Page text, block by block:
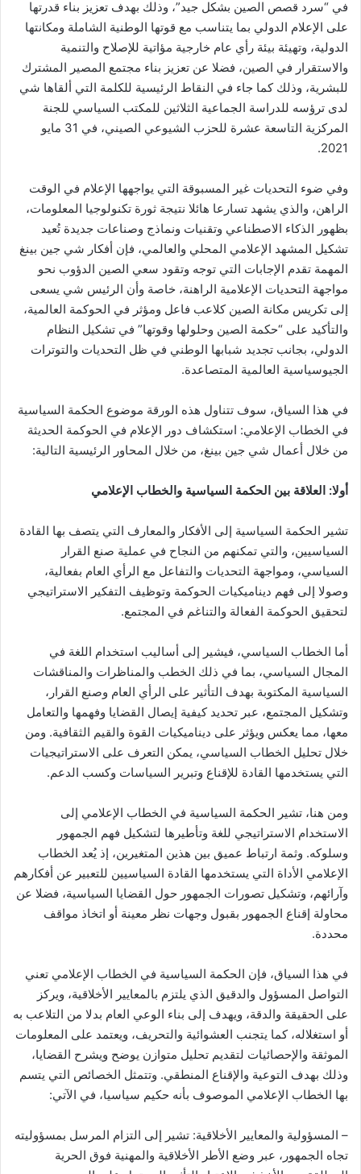
في “سرد قصص الصين بشكل جيد”، وذلك بهدف تعزيز بناء قدرتها
على الإعلام الدولي بما يتناسب مع قوتها الوطنية الشاملة ومكانتها
الدولية، وتهيئة بيئة رأي عام خارجية مؤاتية للإصلاح والتنمية
والاستقرار في الصين، فضلا عن تعزيز بناء مجتمع المصير المشترك
للبشرية، وذلك كما جاء في النقاط الرئيسية للكلمة التي ألقاها شي
لدى ترؤسه للدراسة الجماعية الثلاثين للمكتب السياسي للجنة
المركزية التاسعة عشرة للحزب الشيوعي الصيني، في 31 مايو
2021.
وفي ضوء التحديات غير المسبوقة التي يواجهها الإعلام في الوقت
الراهن، والذي يشهد تسارعا هائلا نتيجة ثورة تكنولوجيا المعلومات،
بظهور الذكاء الاصطناعي وتقنيات ونماذج وصناعات جديدة تُعيد
تشكيل المشهد الإعلامي المحلي والعالمي، فإن أفكار شي جين بينغ
المهمة تقدم الإجابات التي توجه وتقود سعي الصين الدؤوب نحو
مواجهة التحديات الإعلامية الراهنة، خاصة وأن الرئيس شي يسعى
إلى تكريس مكانة الصين كلاعب فاعل ومؤثر في الحوكمة العالمية،
والتأكيد على “حكمة الصين وحلولها وقوتها” في تشكيل النظام
الدولي، بجانب تجديد شبابها الوطني في ظل التحديات والتوترات
الجيوسياسية العالمية المتصاعدة.
في هذا السياق، سوف تتناول هذه الورقة موضوع الحكمة السياسية
في الخطاب الإعلامي: استكشاف دور الإعلام في الحوكمة الحديثة
من خلال أعمال شي جين بينغ، من خلال المحاور الرئيسية التالية:
أولا: العلاقة بين الحكمة السياسية والخطاب الإعلامي
تشير الحكمة السياسية إلى الأفكار والمعارف التي يتصف بها القادة
السياسيين، والتي تمكنهم من النجاح في عملية صنع القرار
السياسي، ومواجهة التحديات والتفاعل مع الرأي العام بفعالية،
وصولا إلى فهم ديناميكيات الحوكمة وتوظيف التفكير الاستراتيجي
لتحقيق الحوكمة الفعالة والتناغم في المجتمع.
أما الخطاب السياسي، فيشير إلى أساليب استخدام اللغة في
المجال السياسي، بما في ذلك الخطب والمناظرات والمناقشات
السياسية المكتوبة بهدف التأثير على الرأي العام وصنع القرار،
وتشكيل المجتمع، عبر تحديد كيفية إيصال القضايا وفهمها والتعامل
معها، مما يعكس ويؤثر على ديناميكيات القوة والقيم الثقافية. ومن
خلال تحليل الخطاب السياسي، يمكن التعرف على الاستراتيجيات
التي يستخدمها القادة للإقناع وتبرير السياسات وكسب الدعم.
ومن هنا، تشير الحكمة السياسية في الخطاب الإعلامي إلى
الاستخدام الاستراتيجي للغة وتأطيرها لتشكيل فهم الجمهور
وسلوكه. وثمة ارتباط عميق بين هذين المتغيرين، إذ يُعد الخطاب
الإعلامي الأداة التي يستخدمها القادة السياسيين للتعبير عن أفكارهم
وآرائهم، وتشكيل تصورات الجمهور حول القضايا السياسية، فضلا عن
محاولة إقناع الجمهور بقبول وجهات نظر معينة أو اتخاذ مواقف
محددة.
في هذا السياق، فإن الحكمة السياسية في الخطاب الإعلامي تعني
التواصل المسؤول والدقيق الذي يلتزم بالمعايير الأخلاقية، ويركز
على الحقيقة والدقة، ويهدف إلى بناء الوعي العام بدلا من التلاعب به
أو استغلاله، كما يتجنب العشوائية والتحريف، ويعتمد على المعلومات
الموثقة والإحصائيات لتقديم تحليل متوازن يوضح ويشرح القضايا،
وذلك بهدف التوعية والإقناع المنطقي. وتتمثل الخصائص التي يتسم
بها الخطاب الإعلامي الموصوف بأنه حكيم سياسيا، في الآتي:
– المسؤولية والمعايير الأخلاقية: تشير إلى التزام المرسل بمسؤوليته
تجاه الجمهور، عبر وضع الأطر الأخلاقية والمهنية فوق الحرية